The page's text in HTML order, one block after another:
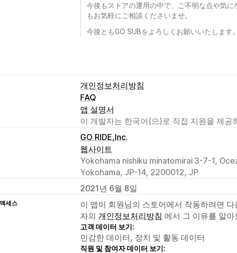
今後もストアの運用の中で、ご不明な点や気
もお気軽にご相談くださいませ。
今後ともGO SUBをよろしくお願いいたします。
개인정보처리방침
FAQ
앱 설명서
이 개발자는 한국어(으)로 직접 지원을 제공
GO RIDE,Inc.
웹사이트
Yokohama nishiku minatomirai 3-7-1,
Yokohama, JP-14, 2200012, JP
2021년 6월 8일
세스
이 앱이 회원님의 스토어에서 작동하려면
자의 개인정보처리방침 에서 그 이유를 알아
고객 데이터 보기:
민감한 데이터, 장치 및 활동 데이터
직원 및 참여자 데이터 보기: